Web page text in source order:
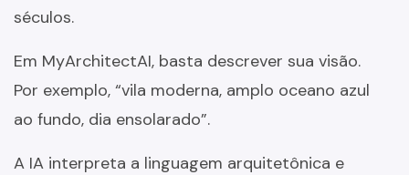
séculos.
Em MyArchitectAI, basta descrever sua visão.
Por exemplo, “vila moderna, amplo oceano azul
ao fundo, dia ensolarado”.
A IA interpreta a linguagem arquitetônica e